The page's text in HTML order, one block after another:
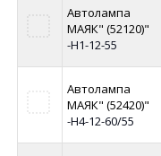
Автолампа
МАЯК" (52120)"
-Н1-12-55
Автолампа
МАЯК" (52420)"
-Н4-12-60/55